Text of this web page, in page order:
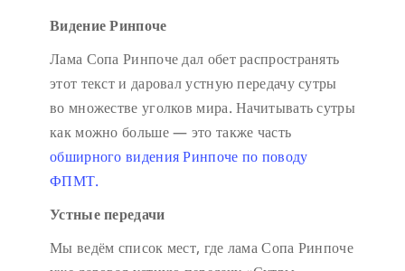
Видение Ринпоче
Лама Сопа Ринпоче дал обет распространять
этот текст и даровал устную передачу сутры
во множестве уголков мира. Начитывать сутры
как можно больше — это также часть
обширного видения Ринпоче по поводу
ФПМТ.
Устные передачи
Мы ведём список мест, где лама Сопа Ринпоче